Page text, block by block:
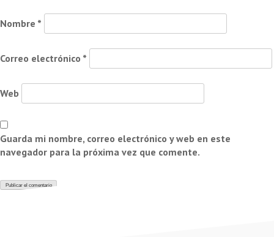
Nombre *
Correo electrónico *
Web
Guarda mi nombre, correo electrónico y web en este
navegador para la próxima vez que comente.